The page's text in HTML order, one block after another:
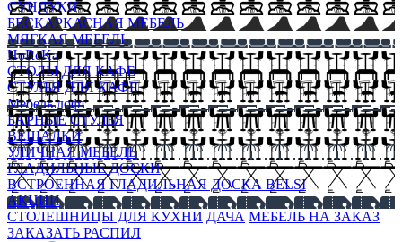
СУНДУКИ
БЕСКАРКАСНАЯ МЕБЕЛЬ
МЯГКАЯ МЕБЕЛЬ
HoReKa
СТОЛЫ ДЛЯ КАФЕ
СТУЛЬЯ ДЛЯ КАФЕ
Мебель лофт
БАРНЫЕ СТУЛЬЯ
ВЕШАЛКИ
УЛИЧНАЯ МЕБЕЛЬ
ГЛАДИЛЬНЫЕ ДОСКИ
ВСТРОЕННАЯ ГЛАДИЛЬНАЯ ДОСКА BELSI
АКЦИИ
СТОЛЕШНИЦЫ ДЛЯ КУХНИ ДАЧА МЕБЕЛЬ НА ЗАКАЗ
ЗАКАЗАТЬ РАСПИЛ